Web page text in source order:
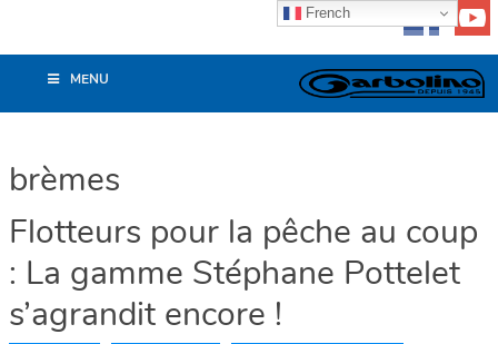
MENU
brèmes
Flotteurs pour la pêche au coup
: La gamme Stéphane Pottelet
s’agrandit encore !
French